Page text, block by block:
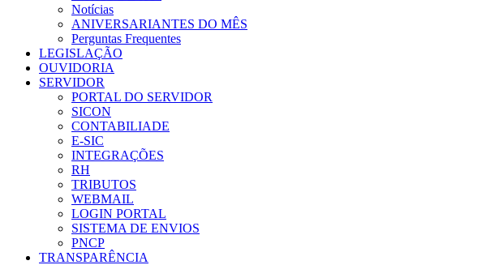
Notícias
ANIVERSARIANTES DO MÊS
Perguntas Frequentes
LEGISLAÇÃO
OUVIDORIA
SERVIDOR
PORTAL DO SERVIDOR
SICON
CONTABILIADE
E-SIC
INTEGRAÇÕES
RH
TRIBUTOS
WEBMAIL
LOGIN PORTAL
SISTEMA DE ENVIOS
PNCP
TRANSPARÊNCIA